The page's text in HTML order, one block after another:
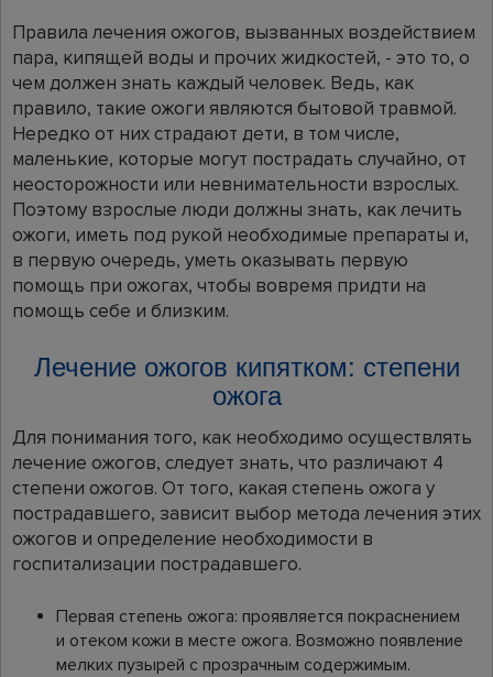
Правила лечения ожогов, вызванных воздействием
пара, кипящей воды и прочих жидкостей, - это то, о
чем должен знать каждый человек. Ведь, как
правило, такие ожоги являются бытовой травмой.
Нередко от них страдают дети, в том числе,
маленькие, которые могут пострадать случайно, от
неосторожности или невнимательности взрослых.
Поэтому взрослые люди должны знать, как лечить
ожоги, иметь под рукой необходимые препараты и,
в первую очередь, уметь оказывать первую
помощь при ожогах, чтобы вовремя придти на
помощь себе и близким.
Лечение ожогов кипятком: степени
ожога
Для понимания того, как необходимо осуществлять
лечение ожогов, следует знать, что различают 4
степени ожогов. От того, какая степень ожога у
пострадавшего, зависит выбор метода лечения этих
ожогов и определение необходимости в
госпитализации пострадавшего.
Первая степень ожога: проявляется покраснением
и отеком кожи в месте ожога. Возможно появление
мелких пузырей с прозрачным содержимым.